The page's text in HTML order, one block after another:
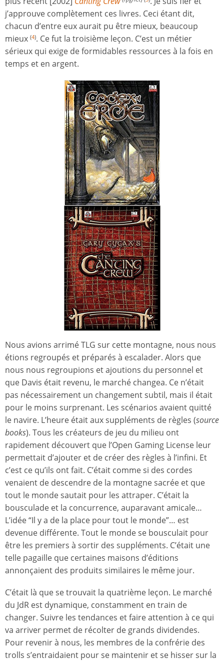
j’approuve complètement ces livres. Ceci étant dit,
chacun d’entre eux aurait pu être mieux, beaucoup
mieux (4). Ce fut la troisième leçon. C’est un métier
sérieux qui exige de formidables ressources à la fois en
temps et en argent.
Nous avions arrimé TLG sur cette montagne, nous nous
étions regroupés et préparés à escalader. Alors que
nous nous regroupions et ajoutions du personnel et
que Davis était revenu, le marché changea. Ce n’était
pas nécessairement un changement subtil, mais il était
pour le moins surprenant. Les scénarios avaient quitté
le navire. L’heure était aux suppléments de règles (source
books). Tous les créateurs de jeu du milieu ont
rapidement découvert que l’Open Gaming License leur
permettait d’ajouter et de créer des règles à l’infini. Et
c’est ce qu’ils ont fait. C’était comme si des cordes
venaient de descendre de la montagne sacrée et que
tout le monde sautait pour les attraper. C’était la
bousculade et la concurrence, auparavant amicale…
L’idée “Il y a de la place pour tout le monde”… est
devenue différente. Tout le monde se bousculait pour
être les premiers à sortir des suppléments. C’était une
telle pagaille que certaines maisons d’éditions
annonçaient des produits similaires le même jour.
C’était là que se trouvait la quatrième leçon. Le marché
du JdR est dynamique, constamment en train de
changer. Suivre les tendances et faire attention à ce qui
va arriver permet de récolter de grands dividendes.
Pour revenir à nous, les membres de la confrérie des
trolls s’entraidaient pour se maintenir et se hisser sur la